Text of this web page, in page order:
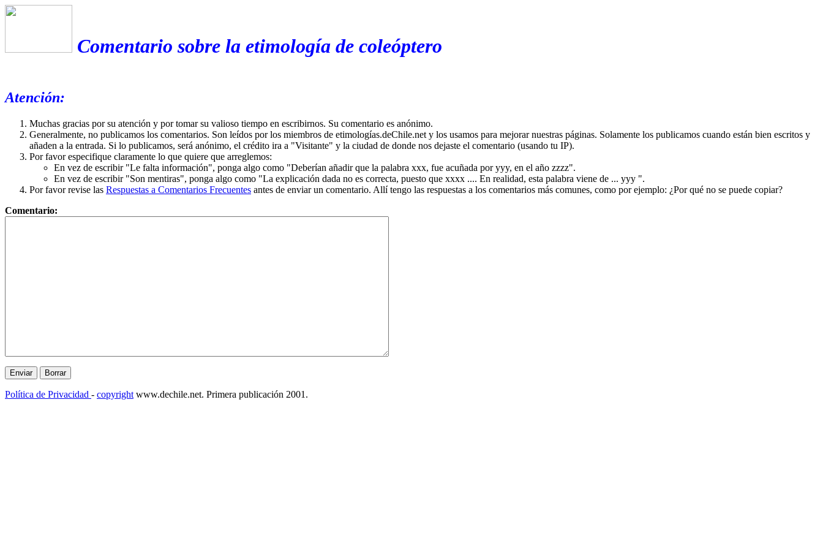
Comentario sobre la etimología de coleóptero
Atención:
Muchas gracias por su atención y por tomar su valioso tiempo en escribirnos. Su comentario es anónimo.
Generalmente, no publicamos los comentarios. Son leídos por los miembros de etimologías.deChile.net y los usamos para mejorar nuestras páginas. Solamente los publicamos cuando están bien escritos y
añaden a la entrada. Si lo publicamos, será anónimo, el crédito ira a "Visitante" y la ciudad de donde nos dejaste el comentario (usando tu IP).
Por favor especifique claramente lo que quiere que arreglemos:
En vez de escribir "Le falta información", ponga algo como "Deberían añadir que la palabra xxx, fue acuñada por yyy, en el año zzzz".
En vez de escribir "Son mentiras", ponga algo como "La explicación dada no es correcta, puesto que xxxx .... En realidad, esta palabra viene de ... yyy ".
Por favor revise las Respuestas a Comentarios Frecuentes antes de enviar un comentario. Allí tengo las respuestas a los comentarios más comunes, como por ejemplo: ¿Por qué no se puede copiar?
Comentario:
Política de Privacidad - copyright www.dechile.net. Primera publicación 2001.